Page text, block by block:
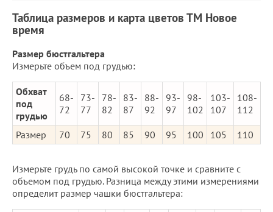
Таблица размеров и карта цветов ТМ Новое
время
Размер бюстгальтера
Измерьте объем под грудью:
Обхват
под
грудью
68-
72
73-
77
78-
82
83-
87
88-
92
93-
97
98-
102
103-
107
108-
112
Размер 70 75 80 85 90 95 100 105 110
Измерьте грудь по самой высокой точке и сравните с
объемом под грудью. Разница между этими измерениями
определит размер чашки бюстгальтера: